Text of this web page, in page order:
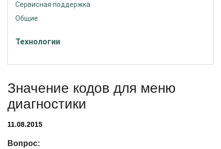
Сервисная поддержка
Общие
Технологии
Значение кодов для меню
диагностики
11.08.2015
Вопрос: